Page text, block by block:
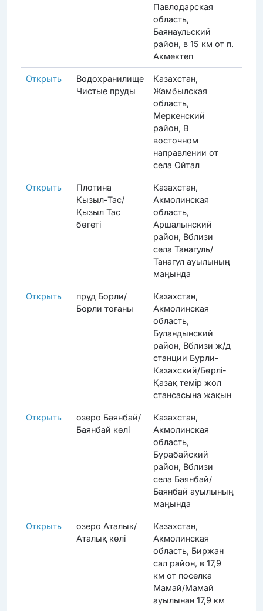
Павлодарская
область,
Баянаульский
район, в 15 км от п.
Акмектеп
Открыть
Водохранилище
Чистые пруды
Казахстан,
Жамбылская
область,
Меркенский
район, В
восточном
направлении от
села Ойтал
Открыть
Плотина
Кызыл-Тас/
Қызыл Тас
бөгеті
Казахстан,
Акмолинская
область,
Аршалынский
район, Вблизи
села Танагуль/
Танагүл ауылының
маңында
Открыть
пруд Борли/
Борли тоғаны
Казахстан,
Акмолинская
область,
Буландынский
район, Вблизи ж/д
станции Бурли-
Казахский/Бөрлі-
Қазақ темір жол
стансасына жақын
Открыть
озеро Баянбай/
Баянбай көлі
Казахстан,
Акмолинская
область,
Бурабайский
район, Вблизи
села Баянбай/
Баянбай ауылының
маңында
Открыть
озеро Аталык/
Аталық көлі
Казахстан,
Акмолинская
область, Биржан
сал район, в 17,9
км от поселка
Мамай/Мамай
ауылынан 17,9 км